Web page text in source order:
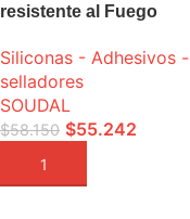
resistente al Fuego
Siliconas - Adhesivos -
selladores
SOUDAL
$58.150 $55.242
AÑADIR A LA CESTA